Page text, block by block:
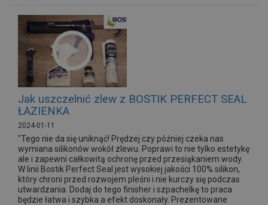
Jak uszczelnić zlew z BOSTIK PERFECT SEAL
ŁAZIENKA
2024-01-11
"Tego nie da się uniknąć! Prędzej czy później czeka nas
wymiana silikonów wokół zlewu. Poprawi to nie tylko estetykę
ale i zapewni całkowitą ochronę przed przesiąkaniem wody.
W linii Bostik Perfect Seal jest wysokiej jakości 100% silikon,
który chroni przed rozwojem pleśni i nie kurczy się podczas
utwardzania. Dodaj do tego finisher i szpachelkę to praca
będzie łatwa i szybka a efekt doskonały. Prezentowane